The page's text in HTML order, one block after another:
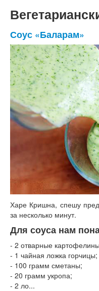
Соус «Баларам»
Харе Кришна, спешу
за несколько минут.
Для соуса нам
- 2 отварные
- 1 чайная ложка горчицы;
- 100 грамм сметаны;
- 20 грамм укропа;
- 2 ло...